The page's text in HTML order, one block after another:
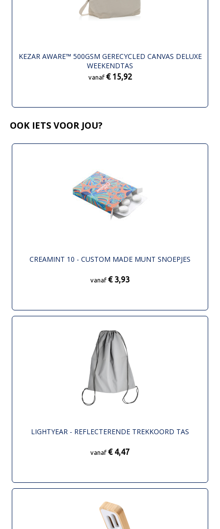
KEZAR AWARE™ 500GSM GERECYCLED CANVAS DELUXE
WEEKENDTAS
vanaf € 15,92
OOK IETS VOOR JOU?
CREAMINT 10 - CUSTOM MADE MUNT SNOEPJES
vanaf € 3,93
LIGHTYEAR - REFLECTERENDE TREKKOORD TAS
vanaf € 4,47